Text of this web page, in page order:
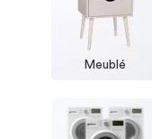
Meublé